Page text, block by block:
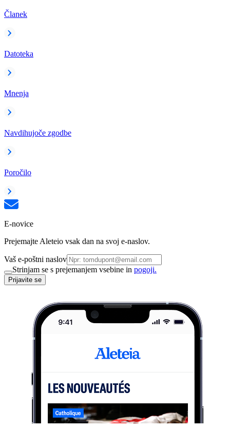
Članek
Datoteka
Mnenja
Navdihujoče zgodbe
Poročilo
E-novice
Prejemajte Aleteio vsak dan na svoj e-naslov.
Vaš e-poštni naslov
Strinjam se s prejemanjem vsebine in pogoji.
Prijavite se